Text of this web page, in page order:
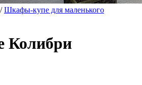
/Шкафы-купе для маленького
Колибри